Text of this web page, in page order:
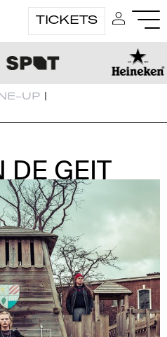
TICKETS
UP |
DE GEIT
DE GEIT